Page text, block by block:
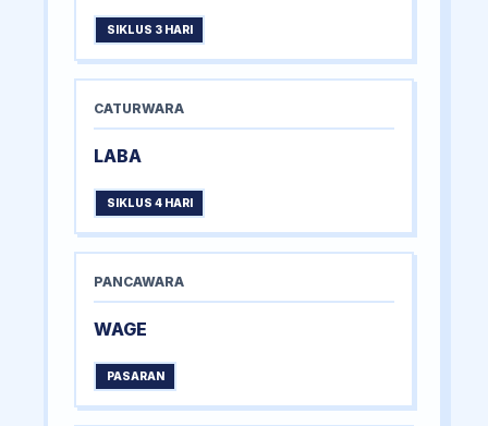
SIKLUS 3 HARI
CATURWARA
LABA
SIKLUS 4 HARI
PANCAWARA
WAGE
PASARAN